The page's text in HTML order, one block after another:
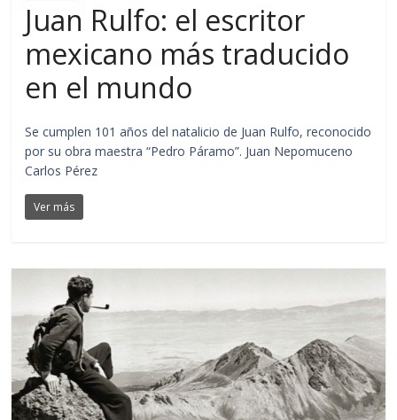
Juan Rulfo: el escritor
mexicano más traducido
en el mundo
Se cumplen 101 años del natalicio de Juan Rulfo, reconocido
por su obra maestra “Pedro Páramo”. Juan Nepomuceno
Carlos Pérez
Ver más